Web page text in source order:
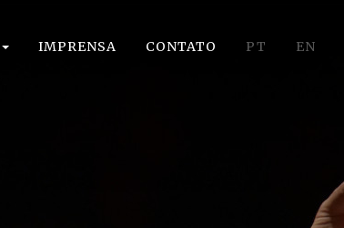
IMPRENSA CONTATO PT EN